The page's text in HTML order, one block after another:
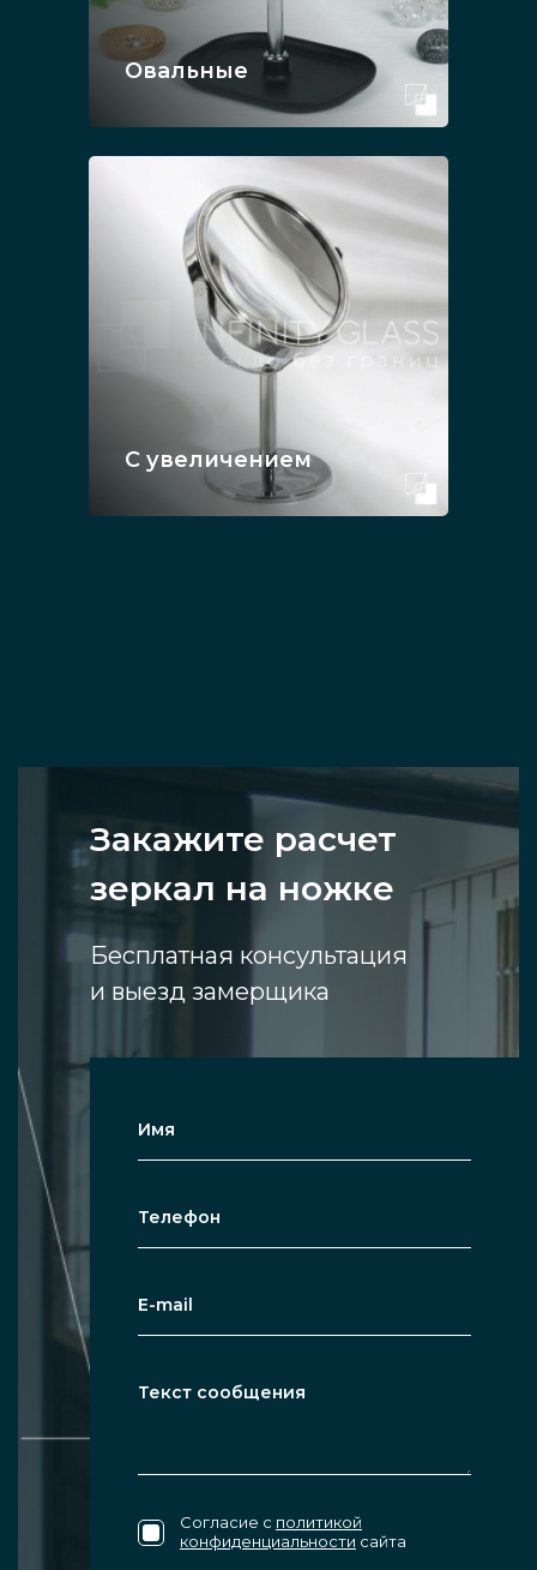
Овальные
С увеличением
Закажите расчет
зеркал на ножке
Бесплатная консультация
и выезд замерщика
Согласие с политикой
конфиденциальности сайта